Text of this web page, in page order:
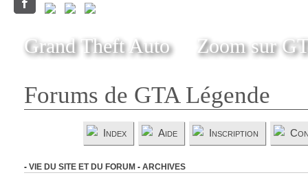
Grand Theft Auto Zoom sur
Forums de GTA Légende
Index Aide Inscription
- VIE DU SITE ET DU FORUM - ARCHIVES